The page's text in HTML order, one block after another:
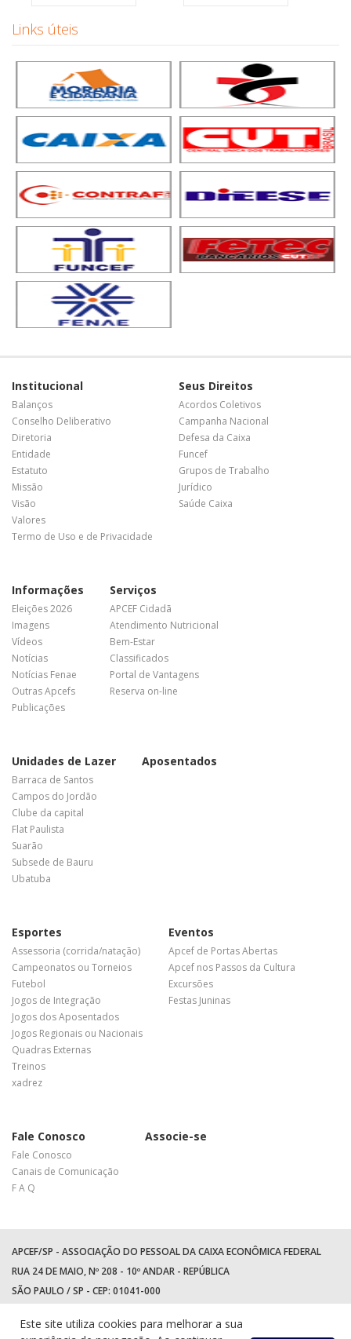
Links úteis
Institucional
Balanços
Conselho Deliberativo
Diretoria
Entidade
Estatuto
Missão
Visão
Valores
Termo de Uso e de Privacidade
Seus Direitos
Acordos Coletivos
Campanha Nacional
Defesa da Caixa
Funcef
Grupos de Trabalho
Jurídico
Saúde Caixa
Informações
Eleições 2026
Imagens
Vídeos
Notícias
Notícias Fenae
Outras Apcefs
Publicações
Serviços
APCEF Cidadã
Atendimento Nutricional
Bem-Estar
Classificados
Portal de Vantagens
Reserva on-line
Unidades de Lazer
Barraca de Santos
Campos do Jordão
Clube da capital
Flat Paulista
Suarão
Subsede de Bauru
Ubatuba
Aposentados
Esportes
Assessoria (corrida/natação)
Campeonatos ou Torneios
Futebol
Jogos de Integração
Jogos dos Aposentados
Jogos Regionais ou Nacionais
Quadras Externas
Treinos
xadrez
Eventos
Apcef de Portas Abertas
Apcef nos Passos da Cultura
Excursões
Festas Juninas
Fale Conosco
Fale Conosco
Canais de Comunicação
F A Q
Associe-se
APCEF/SP - ASSOCIAÇÃO DO PESSOAL DA CAIXA ECONÔMICA FEDERAL
RUA 24 DE MAIO, Nº 208 - 10º ANDAR - REPÚBLICA
SÃO PAULO / SP - CEP: 01041-000
WhatsApp: (11) 94597-5758
Este site utiliza cookies para melhorar a sua